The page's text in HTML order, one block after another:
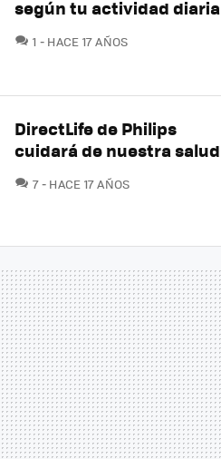
según tu actividad diaria
1 COMENTARIOS
HACE 17 AÑOS
DirectLife de Philips
cuidará de nuestra salud
7COMENTARIOS
HACE 17 AÑOS